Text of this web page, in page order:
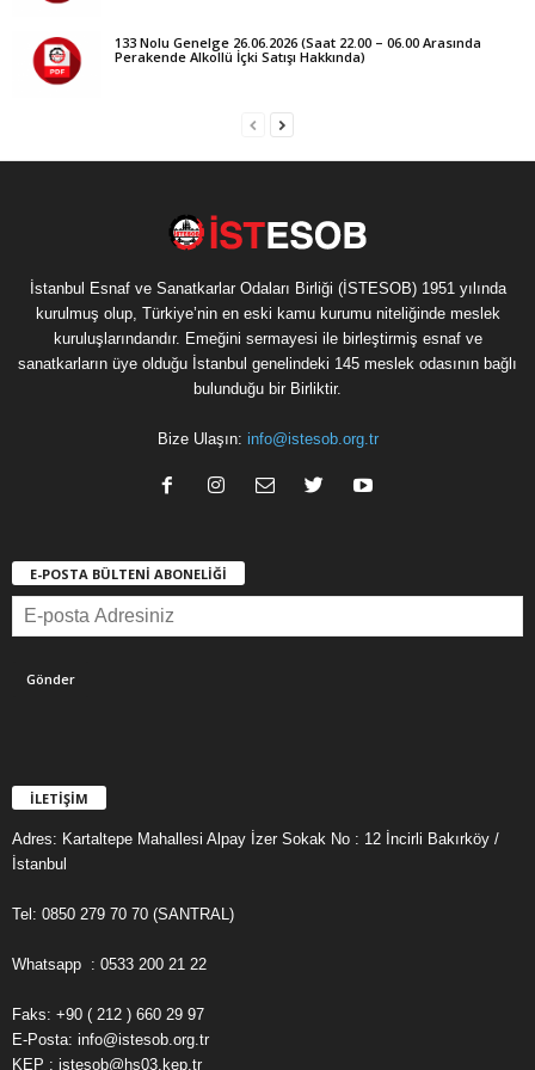
133 Nolu Genelge 26.06.2026 (Saat 22.00 – 06.00 Arasında
Perakende Alkollü İçki Satışı Hakkında)
İstanbul Esnaf ve Sanatkarlar Odaları Birliği (İSTESOB) 1951 yılında
kurulmuş olup, Türkiye’nin en eski kamu kurumu niteliğinde meslek
kuruluşlarındandır. Emeğini sermayesi ile birleştirmiş esnaf ve
sanatkarların üye olduğu İstanbul genelindeki 145 meslek odasının bağlı
bulunduğu bir Birliktir.
Bize Ulaşın: info@istesob.org.tr
E-POSTA BÜLTENİ ABONELİĞİ
İLETİŞİM
Adres: Kartaltepe Mahallesi Alpay İzer Sokak No : 12 İncirli Bakırköy /
İstanbul
Tel: 0850 279 70 70 (SANTRAL)
Whatsapp : 0533 200 21 22
Faks: +90 ( 212 ) 660 29 97
E-Posta: info@istesob.org.tr
KEP : istesob@hs03.kep.tr